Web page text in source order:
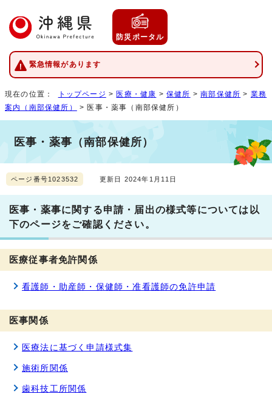
防災ポータル
緊急情報があります
現在の位置： トップページ >医療・健康 >保健所 >南部保健所 > 業務
案内（南部保健所）
> 医事・薬事（南部保健所）
医事・薬事（南部保健所）
ページ番号1023532 更新日 2024年1月11日
医事・薬事に関する申請・届出の様式等については以
下のページをご確認ください。
医療従事者免許関係
看護師・助産師・保健師・准看護師の免許申請
医事関係
医療法に基づく申請様式集
施術所関係
歯科技工所関係